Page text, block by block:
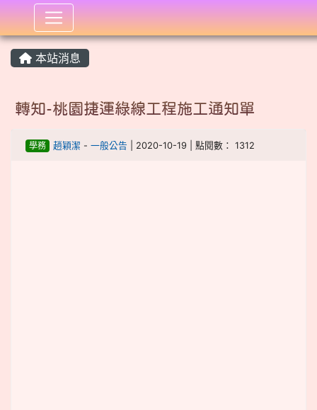
:::
本站消息
轉知-桃園捷運綠線工程施工通知單
學務 趙穎潔 - 一般公告 | 2020-10-19 | 點閱數： 1312